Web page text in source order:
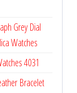
Grey Dial
Watches
4031
Bracelet